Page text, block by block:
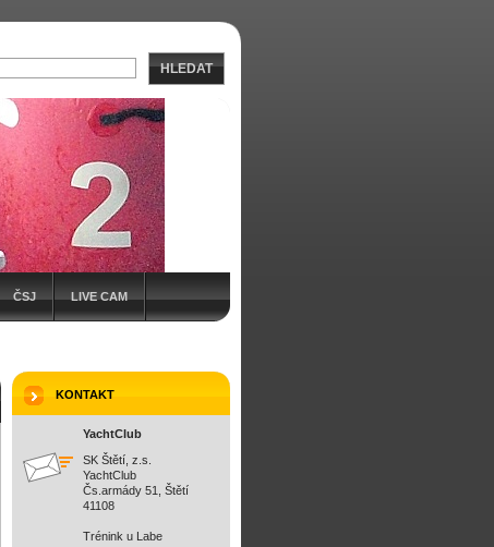
ČSJ LIVE CAM
KONTAKT
YachtClub
SK Štětí, z.s.
YachtClub
Čs.armády 51, Štětí
41108
Trénink u Labe
HLEDAT